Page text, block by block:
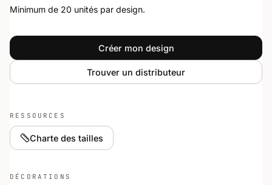
RESSOURCES
Charte des tailles
DÉCORATIONS
Minimum de 20 unités par design.
Créer mon design
Trouver un distributeur